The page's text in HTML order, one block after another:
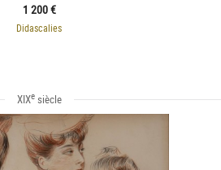
1 200 €
Didascalies
XIXesiècle